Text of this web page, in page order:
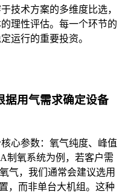
技术方案的多维度比选，
理性评估。每一个环节的
运行的重要投资。
据用气需求确定设备
心参数：氧气纯度、峰值
制氧系统为例，若客户需
气，我们通常会建议选用
，而非单台大机组。这种